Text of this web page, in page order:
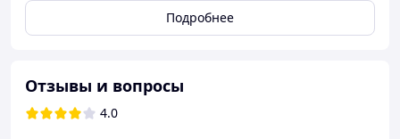
- Количество режимов работы - 3 режима белых 1
режим красный
- Ударопрочный металлический корпус + пластик АБС
- Линзированая Оптика Регулируемый ЗУМ
Подробнее
Отзывы и вопросы
4.0